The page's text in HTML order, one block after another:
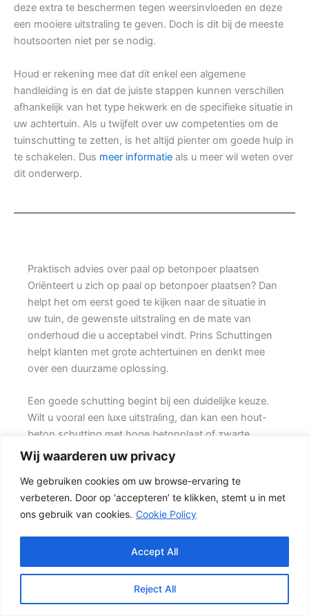
Wij waarderen uw privacy
We gebruiken cookies om uw browse-ervaring te
verbeteren. Door op ‘accepteren’ te klikken, stemt u in met
ons gebruik van cookies. Cookie Policy
Reject All
Accept All
deze extra te beschermen tegen weersinvloeden en deze
een mooiere uitstraling te geven. Doch is dit bij de meeste
houtsoorten niet per se nodig.
Houd er rekening mee dat dit enkel een algemene
handleiding is en dat de juiste stappen kunnen verschillen
afhankelijk van het type hekwerk en de specifieke situatie in
uw achtertuin. Als u twijfelt over uw competenties om de
tuinschutting te zetten, is het altijd pienter om goede hulp in
te schakelen. Dus meer informatie als u meer wil weten over
dit onderwerp.
Praktisch advies over paal op betonpoer plaatsen
Oriënteert u zich op paal op betonpoer plaatsen? Dan
helpt het om eerst goed te kijken naar de situatie in
uw tuin, de gewenste uitstraling en de mate van
onderhoud die u acceptabel vindt. Prins Schuttingen
helpt klanten met grote achtertuinen en denkt mee
over een duurzame oplossing.
Een goede schutting begint bij een duidelijke keuze.
Wilt u vooral een luxe uitstraling, dan kan een hout-
beton schutting met hoge betonplaat of zwarte
accenten goed passen. Daarbij spelen ook zaken mee
zoals windbelasting, hoogteverschillen, grondsoort,
erfgrens en de bereikbaarheid van de tuin.
Welke schutting past bij uw tuin?
meest gekozen oplossing. {De betonnen onderzijde
beschermt het hout tegen direct contact met vochtige
grond, terwijl het tuinhout zorgen voor een natuurlijke